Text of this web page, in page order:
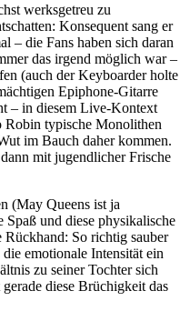
werksgetreu zu
Konsequent sang er
– die Fans haben sich daran
das irgend möglich war –
(auch der Keyboarder holte
Epiphone-Gitarre
– in diesem Live-Kontext
Robin typische Monolithen
im Bauch daher kommen.
mit jugendlicher Frische
(May Queens ist ja
und diese physikalische
Rückhand: So richtig sauber
emotionale Intensität ein
zu seiner Tochter sich
diese Brüchigkeit das